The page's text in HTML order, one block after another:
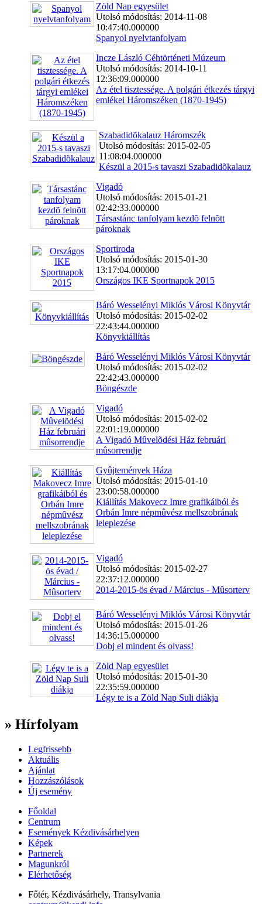
Zöld Nap egyesület
Utolsó módosítás: 2014-11-08
10:47:40.000000
Spanyol nyelvtanfolyam
Incze László Céhtörténeti Múzeum
Utolsó módosítás: 2014-10-11
12:36:09.000000
Az étel tisztessége. A polgári étkezés tárgyi
emlékei Háromszéken (1870-1945)
Szabadidõkalauz Háromszék
Utolsó módosítás: 2015-02-05
11:08:04.000000
Készül a 2015-s tavaszi Szabadidõkalauz
Vigadó
Utolsó módosítás: 2015-01-21
02:42:33.000000
Társastánc tanfolyam kezdõ felnõtt
pároknak
Sportiroda
Utolsó módosítás: 2015-01-30
13:17:04.000000
Országos IKE Sportnapok 2015
Báró Wesselényi Miklós Városi Könyvtár
Utolsó módosítás: 2015-02-02
22:43:44.000000
Könyvkiállítás
Báró Wesselényi Miklós Városi Könyvtár
Utolsó módosítás: 2015-02-02
22:42:43.000000
Böngészde
Vigadó
Utolsó módosítás: 2015-02-02
22:01:19.000000
A Vigadó Mûvelõdési Ház februári
mûsorrendje
Gyûjtemények Háza
Utolsó módosítás: 2015-01-10
23:00:58.000000
Kiállítás Makovecz Imre grafikáiból és
Orbán Imre népmûvész mellszobrának
leleplezése
Vigadó
Utolsó módosítás: 2015-02-27
22:37:12.000000
2014-2015-ös évad / Március - Mûsorterv
Báró Wesselényi Miklós Városi Könyvtár
Utolsó módosítás: 2015-01-26
14:36:15.000000
Dobj el mindent és olvass!
Zöld Nap egyesület
Utolsó módosítás: 2015-01-30
22:35:59.000000
Légy te is a Zöld Nap Suli diákja
» Hírfolyam
Legfrissebb
Aktuális
Ajánlat
Hozzászólások
Új esemény
Főoldal
Centrum
Események Kézdivásárhelyen
Képek
Partnerek
Magunkról
Elérhetőség
Főtér, Kézdivásárhely, Transylvania